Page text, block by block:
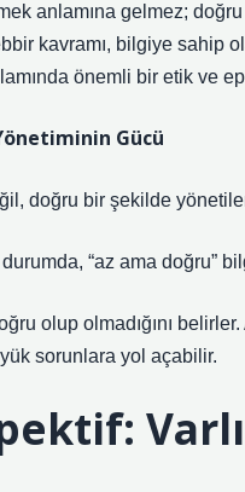
anlamına gelmez;
kavramı, bilgiye sahip
önemli bir etik ve
Gücü
doğru bir şekilde
“az ama doğru”
olup olmadığını
sorunlara yol açabilir.